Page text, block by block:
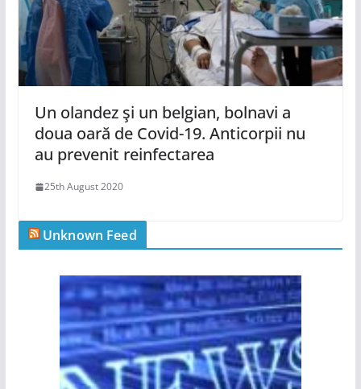
Un olandez şi un belgian, bolnavi a
doua oară de Covid-19. Anticorpii nu
au prevenit reinfectarea
25th August 2020
Unknown Feed